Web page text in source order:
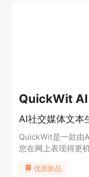
QuickWit AI
AI社交媒体文本
QuickWit是一款由
您在网上表现得更
滑动选择有趣的角
优质新品